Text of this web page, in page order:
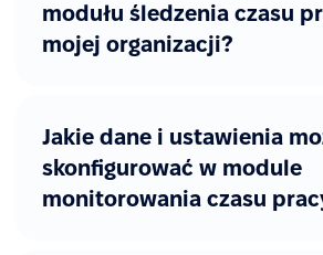
modułu śledzenia czasu
mojej organizacji?
Jakie dane i ustawienia
skonfigurować w module
monitorowania czasu